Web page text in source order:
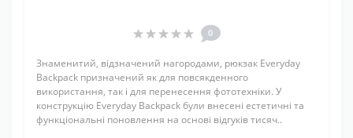
0
Знаменитий, відзначений нагородами, рюкзак Everyday
Backpack призначений як для повсякденного
використання, так і для перенесення фототехніки. У
конструкцію Everyday Backpack були внесені естетичні та
функціональні поновлення на основі відгуків тисяч..